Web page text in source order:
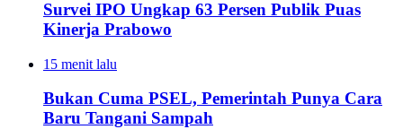
Survei IPO Ungkap 63 Persen Publik Puas
Kinerja Prabowo
15 menit lalu
Bukan Cuma PSEL, Pemerintah Punya Cara
Baru Tangani Sampah